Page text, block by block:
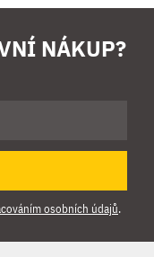
NÁKUP?
osobních údajů.